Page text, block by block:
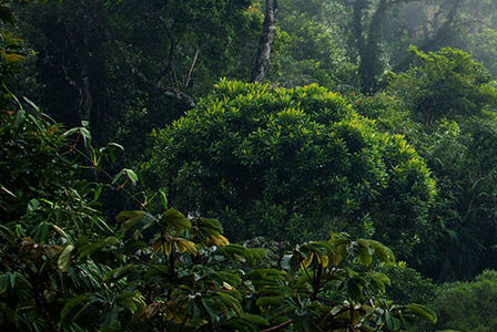
P_20201024_140729